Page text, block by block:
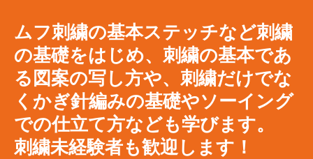
ムフ刺繍の基本ステッチなど刺繍
の基礎をはじめ、刺繍の基本であ
る図案の写し方や、刺繍だけでな
くかぎ針編みの基礎やソーイング
での仕立て方なども学びます。
刺繍未経験者も歓迎します！